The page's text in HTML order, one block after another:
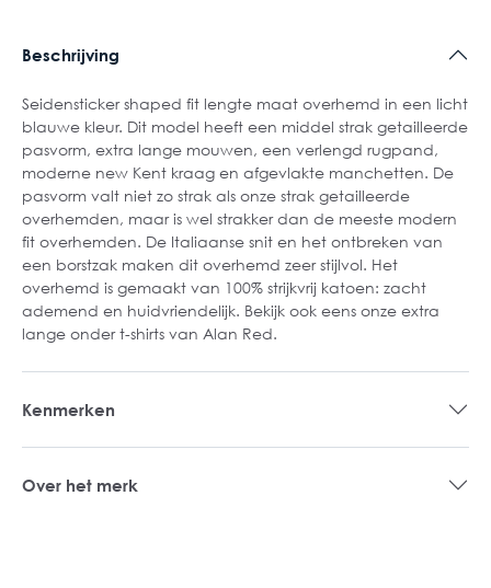
Beschrijving
Seidensticker shaped fit lengte maat overhemd in een licht
blauwe kleur. Dit model heeft een middel strak getailleerde
pasvorm, extra lange mouwen, een verlengd rugpand,
moderne new Kent kraag en afgevlakte manchetten. De
pasvorm valt niet zo strak als onze strak getailleerde
overhemden, maar is wel strakker dan de meeste modern
fit overhemden. De Italiaanse snit en het ontbreken van
een borstzak maken dit overhemd zeer stijlvol. Het
overhemd is gemaakt van 100% strijkvrij katoen: zacht
ademend en huidvriendelijk. Bekijk ook eens onze extra
lange onder t-shirts van Alan Red.
Kenmerken
Over het merk